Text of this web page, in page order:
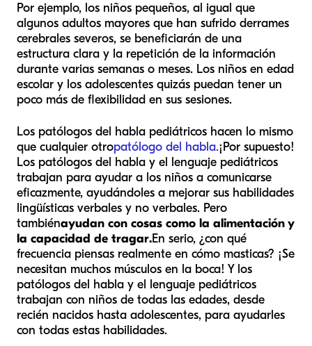
Por ejemplo, los niños pequeños, al igual que
algunos adultos mayores que han sufrido derrames
cerebrales severos, se beneficiarán de una
estructura clara y la repetición de la información
durante varias semanas o meses. Los niños en edad
escolar y los adolescentes quizás puedan tener un
poco más de flexibilidad en sus sesiones.
Los patólogos del habla pediátricos hacen lo mismo
que cualquier otropatólogo del habla.¡Por supuesto!
Los patólogos del habla y el lenguaje pediátricos
trabajan para ayudar a los niños a comunicarse
eficazmente, ayudándoles a mejorar sus habilidades
lingüísticas verbales y no verbales. Pero
tambiénayudan con cosas como la alimentación y
la capacidad de tragar.En serio, ¿con qué
frecuencia piensas realmente en cómo masticas? ¡Se
necesitan muchos músculos en la boca! Y los
patólogos del habla y el lenguaje pediátricos
trabajan con niños de todas las edades, desde
recién nacidos hasta adolescentes, para ayudarles
con todas estas habilidades.